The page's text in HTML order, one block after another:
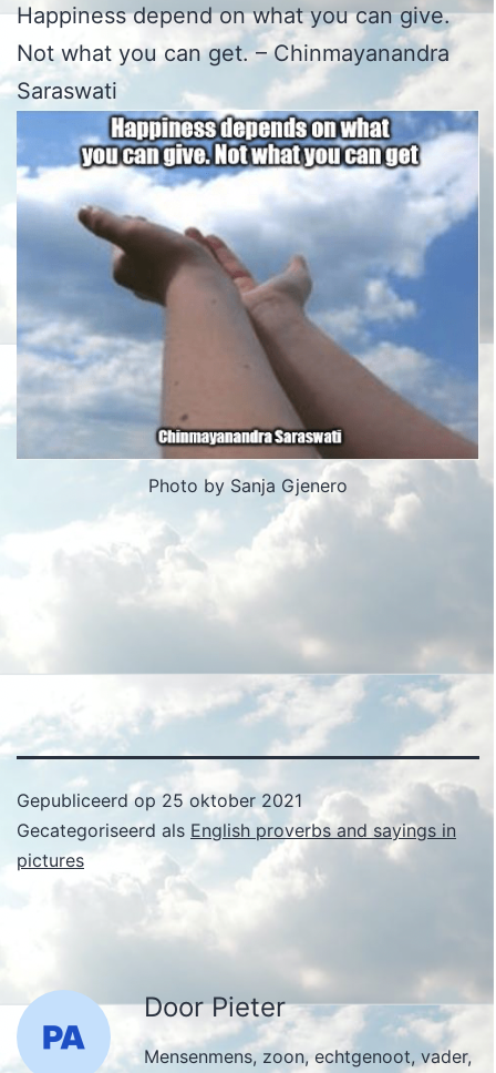
Happiness depend on what you can give.
Not what you can get. – Chinmayanandra
Saraswati
Photo by Sanja Gjenero
Gepubliceerd op25 oktober 2021
Gecategoriseerd als English proverbs and sayings in
pictures
Door Pieter
Mensenmens, zoon, echtgenoot, vader,